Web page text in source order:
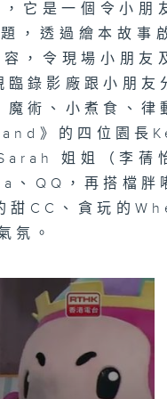
是一個令小朋
，透過繪本故事
，令現場小朋友
錄影廠跟小朋友
術、小煮食、律
》的四位園長
姐姐（李蒨
QQ，再搭檔胖
CC、貪玩的
氛。